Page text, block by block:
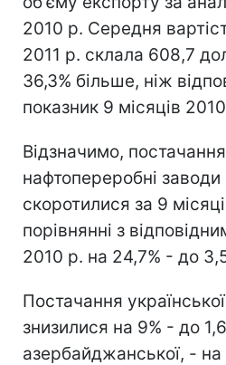
2010 р. Середня
2011 р. склала 608,7
36,3% більше, ніж
показник 9 місяців
Відзначимо,
нафтопереробні
скоротилися за 9
порівнянні з
2010 р. на 24,7% - до
Постачання
знизилися на 9% - до
азербайджанської, -